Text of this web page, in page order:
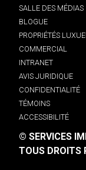
SALLE DES MÉDIAS
BLOGUE
PROPRIÉTÉS
COMMERCIAL
INTRANET
AVIS JURIDIQUE
CONFIDENTIALITÉ
TÉMOINS
ACCESSIBILITÉ
© SERVICES
TOUS DROITS